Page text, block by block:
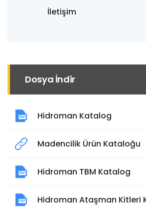
İletişim
Dosya İndir
Hidroman Katalog
Madencilik Ürün Kataloğu
Hidroman TBM Katalog
Hidroman Ataşman Kitleri